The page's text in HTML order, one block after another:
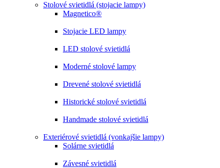
Stolové svietidlá (stojacie lampy)
Magnetico®
Stojacie LED lampy
LED stolové svietidlá
Moderné stolové lampy
Drevené stolové svietidlá
Historické stolové svietidlá
Handmade stolové svietidlá
Exteriérové svietidlá (vonkajšie lampy)
Solárne svietidlá
Závesné svietidlá